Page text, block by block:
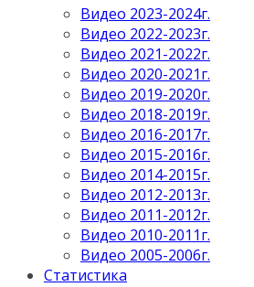
Видео 2023-2024г.
Видео 2022-2023г.
Видео 2021-2022г.
Видео 2020-2021г.
Видео 2019-2020г.
Видео 2018-2019г.
Видео 2016-2017г.
Видео 2015-2016г.
Видео 2014-2015г.
Видео 2012-2013г.
Видео 2011-2012г.
Видео 2010-2011г.
Видео 2005-2006г.
Статистика